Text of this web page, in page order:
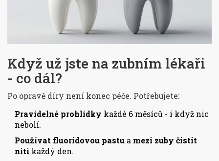
Když už jste na zubním lékaři
- co dál?
Po opravě díry není konec péče. Potřebujete:
Pravidelné prohlídky každé 6 měsíců - i když nic
nebolí.
Používat fluoridovou pastu a mezi zuby čistit
nití každý den.